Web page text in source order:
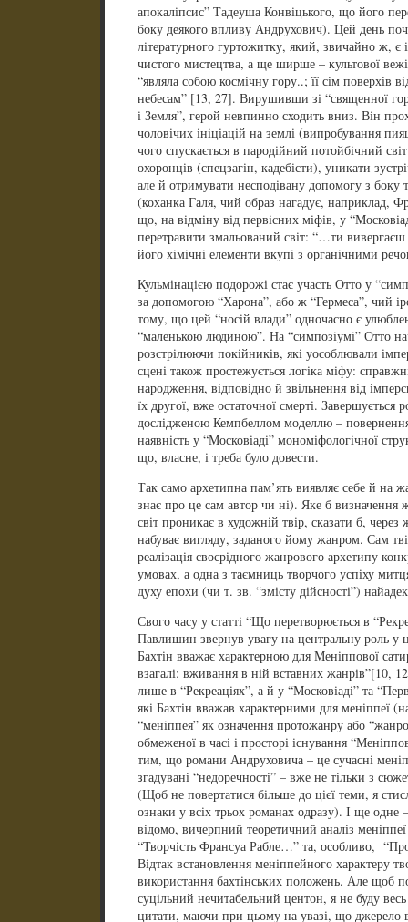
апокаліпсис” Тадеуша Конвіцького, що його
боку деякого впливу Андрухович). Цей день
літературного гуртожитку, який, звичайно ж, є
чистого мистецтва, а ще ширше – культової
“являла собою космічну гору..; її сім поверхів
небесам” [13, 27]. Вирушивши зі “священної
і Земля”, герой невпинно сходить вниз. Він
чоловічих ініціацій на землі (випробування
чого спускається в пародійний потойбічний
охоронців (спецзагін, кадебісти), уникати
але й отримувати несподівану допомогу з
(коханка Галя, чий образ нагадує, наприклад,
що, на відміну від первісних міфів, у
перетравити змальований світ: “…ти вивергаєш
його хімічні елементи вкупі з органічними
Кульмінацією подорожі стає участь Отто у
за допомогою “Харона”, або ж “Гермеса”, чий
тому, що цей “носій влади” одночасно є
“маленькою людиною”. На “симпозіумі” Отто
розстрілюючи покійників, які уособлювали
сцені також простежується логіка міфу:
народження, відповідно й звільнення від
їх другої, вже остаточної смерті. Завершується
дослідженою Кемпбеллом моделлю –
наявність у “Московіаді” мономіфологічної
що, власне, і треба було довести.
Так само архетипна пам’ять виявляє себе й на
знає про це сам автор чи ні). Яке б
світ проникає в художній твір, сказати б, через
набуває вигляду, заданого йому жанром. Сам
реалізація своєрідного жанрового архетипу
умовах, а одна з таємниць творчого успіху
духу епохи (чи т. зв. “змісту дійсності”)
Свого часу у статті “Що перетворюється в
Павлишин звернув увагу на центральну роль у
Бахтін вважає характерною для Меніппової
взагалі: вживання в ній вставних жанрів”[10,
лише в “Рекреаціях”, а й у “Московіаді” та
які Бахтін вважав характерними для меніппеї
“меніппея” як означення протожанру або
обмеженої в часі і просторі існування
тим, що романи Андруховича – це сучасні
згадувані “недоречності” – вже не тільки з
(Щоб не повертатися більше до цієї теми, я
ознаки у всіх трьох романах одразу). І ще одне
відомо, вичерпний теоретичний аналіз
“Творчість Франсуа Рабле…” та, особливо,
Відтак встановлення меніппейного характеру
використання бахтінських положень. Але щоб
суцільний нечитабельний центон, я не буду весь
цитати, маючи при цьому на увазі, що джерело